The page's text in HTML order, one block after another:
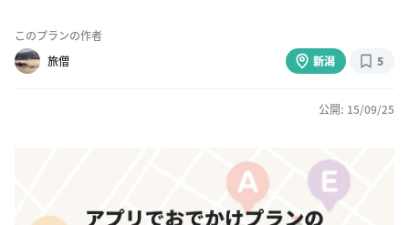
このプランの作者
旅僧
新潟 5
公開: 15/09/25